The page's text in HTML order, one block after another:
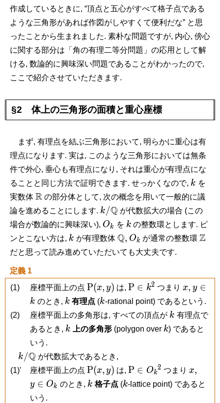
作成しているときに, “頂点と五心がすべて格子点である
ような三角形があれば作図がしやすくて便利だな” と思
ったことから生まれました. 素朴な問題ですが, 内心, 傍心
に関する部分は「角の有理二等分問題」の応用として解
ける, 数論的に興味深い問題であることがわかったので,
ここで紹介させていただきます.
§2 体上の三角形の面積と重心座標
まず, 有理点を結ぶ三角形において, 明らかに重心は有
理点になります. 実は, このような三角形においては無条
件で外心, 垂心も有理点になり, それは重心が有理点にな
ることと同じ方法で証明できます. せっかくなので, k
k を
実数体 \mathbb
R
R の部分体として, 次の概念を用いて一般的に議
論を進めることにします. k/\mathbb
Q
k/Qが代数拡大の場合 (この
場合が数論的に興味深い), O_k
Ok を k
k の整数環とします. ピ
ンとこない方は, k
k が有理数体 \mathbb
Q,
Q, O_k
Ok が通常の整数環 Z
だと思って読み進めていただいても大丈夫です.
定義 1
(1)
座標平面上の点 \mathrm
P(x,y)
P(x, y) は, \mathrm
P \in
k^2
P ∈ k2 つまりx,
x, y
\in
k
y ∈
k のとき, k
k 有理点 (k
k-rational point) であるという.
(2)
座標平面上の多角形は, すべての頂点が k
k 有理点で
あるとき, k
k 上の多角形(polygon over k
k) であると
いう.
k/\mathbb
Q
k/Qが代数拡大であるとき,
(1)'
座標平面上の点 \mathrm
P(x,y)
P(x, y) は, \mathrm
P \in
O_k{}^2
P ∈ Ok
2 つまりx,
x,
\in
y ∈ Ok のとき, k
k 格子点 (k
k-lattice point) であると
いう.